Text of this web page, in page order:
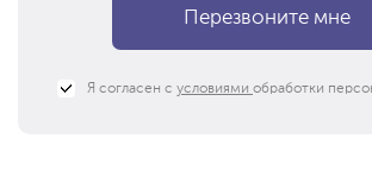
Я согласен с условиями обработки